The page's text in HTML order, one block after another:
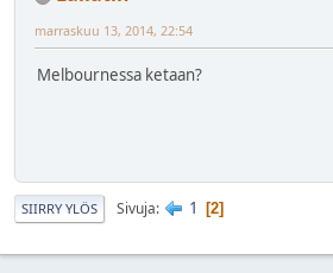
marraskuu 13, 2014, 22:54
Melbournessa ketaan?
SIIRRY YLÖS Sivuja 1 2